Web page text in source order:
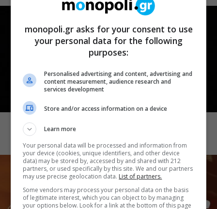
CINEMA
monopoli.gr asks for your consent to use
your personal data for the following
purposes:
Personalised advertising and content, advertising and
content measurement, audience research and
services development
Store and/or access information on a device
Learn more
Your personal data will be processed and information from
your device (cookies, unique identifiers, and other device
data) may be stored by, accessed by and shared with 212
partners, or used specifically by this site. We and our partners
may use precise geolocation data. List of partners.
Some vendors may process your personal data on the basis
of legitimate interest, which you can object to by managing
your options below. Look for a link at the bottom of this page